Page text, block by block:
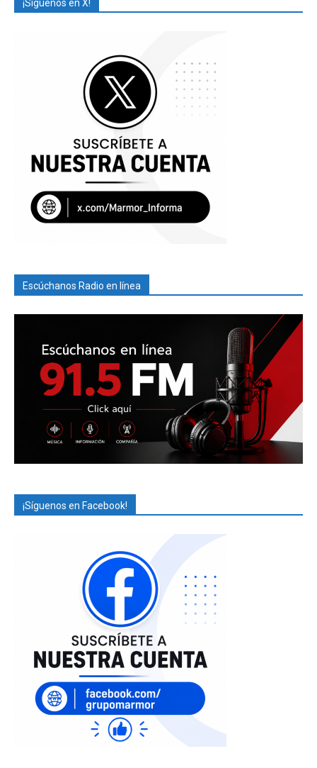
¡Síguenos en X!
Escúchanos Radio en línea
¡Síguenos en Facebook!